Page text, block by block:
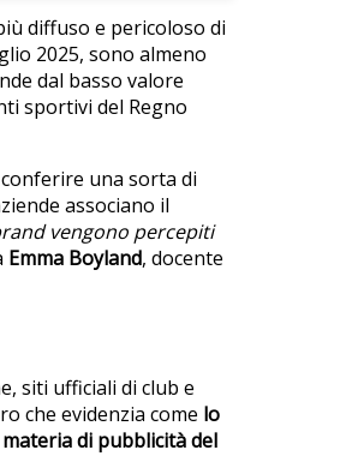
diffuso e pericoloso di
2025, sono almeno
dal basso valore
sportivi del Regno
una sorta di
associano il
vengono percepiti
Emma Boyland, docente
siti ufficiali di club e
che evidenzia come lo
di pubblicità del